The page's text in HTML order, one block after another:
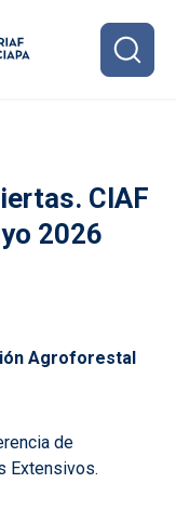
CIAF
2026
Agroforestal
de
Extensivos.